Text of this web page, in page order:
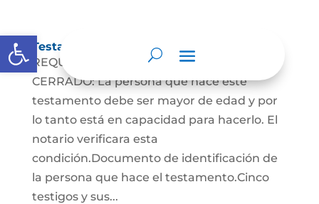
Abrir barra de herramientas
Testamento Cerrado
REQUISITOS PARA EL TESTAMENTO
CERRADO: La persona que hace este
testamento debe ser mayor de edad y por
lo tanto está en capacidad para hacerlo. El
notario verificara esta
condición.Documento de identificación de
la persona que hace el testamento.Cinco
testigos y sus...